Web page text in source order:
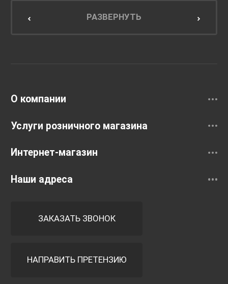
Мебель для кухниРАЗВЕРНУТЬ
О компании
Услуги розничного магазина
Интернет-магазин
Наши адреса
ЗАКАЗАТЬ ЗВОНОК
НАПРАВИТЬ ПРЕТЕНЗИЮ